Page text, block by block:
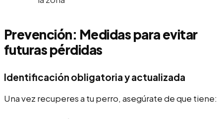
Prevención: Medidas para evitar
futuras pérdidas
Identificación obligatoria y actualizada
Una vez recuperes a tu perro, asegúrate de que tiene: